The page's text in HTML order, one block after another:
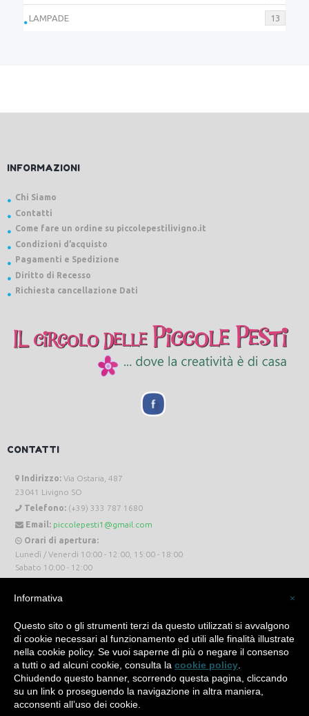
LAMPADE 13
INFORMAZIONI
Chi Siamo
Contatti
Come fare un ordine su piccolepestilivigno.it
Condizioni d’acquisto
Pagamenti e Spedizione
Diritto di Recesso
Richiesta cancellazione Dati
CONTATTI
Indirizzo: Via Ostaria, 487
23041 Livigno SO
Telefono: (+39) 333 787 1680
Email: piccolepesti1@gmail.com
Orari di apertura:
Lunedì / Venerdi 10:00 - 12:00, 15:00 - 18:00
Sabato 10:00 - 12:00
Piccole Pesti Livigno © 2024 Tutti i diritti riservati. -Privacy Policy-Cookie Policy
Made with bySìServices
×
Informativa
Questo sito o gli strumenti terzi da questo utilizzati si avvalgono
di cookie necessari al funzionamento ed utili alle finalità illustrate
nella cookie policy. Se vuoi saperne di più o negare il consenso
a tutti o ad alcuni cookie, consulta la cookie policy
Chiudendo questo banner, scorrendo questa pagina, cliccando
su un link o proseguendo la navigazione in altra maniera,
acconsenti all’uso dei cookie.